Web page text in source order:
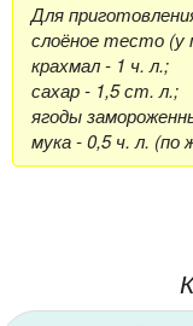
Для
слоёное тесто (у
крахмал - 1 ч. л.;
сахар - 1,5 ст. л.;
ягоды
мука - 0,5 ч. л. (по